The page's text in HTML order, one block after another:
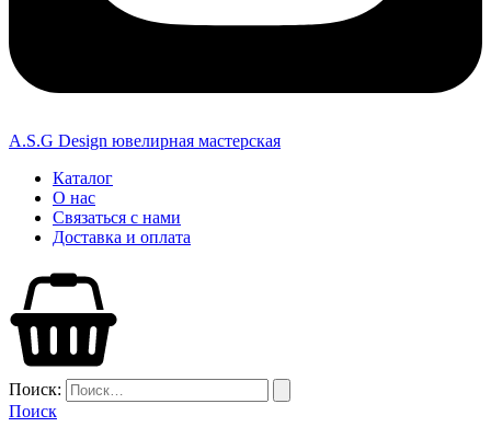
A.S.G Design ювелирная мастерская
Каталог
О нас
Связаться с нами
Доставка и оплата
Поиск:
Поиск